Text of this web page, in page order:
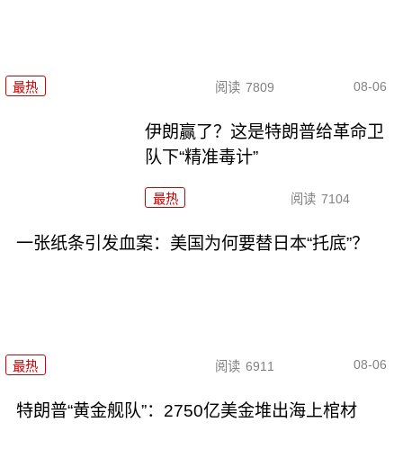
最热 阅读 7809 08-06
伊朗赢了？这是特朗普给革命卫
队下“精准毒计”
最热 阅读 7104
一张纸条引发血案：美国为何要替日本“托底”？
最热 阅读 6911 08-06
特朗普“黄金舰队”：2750亿美金堆出海上棺材